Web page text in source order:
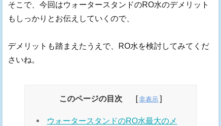
そこで、今回はウォータースタンドのRO水のデメリット
もしっかりとお伝えしていくので、
デメリットも踏まえたうえで、RO水を検討してみてくだ
さいね。
このページの目次
ウォータースタンドのRO水最大のメ